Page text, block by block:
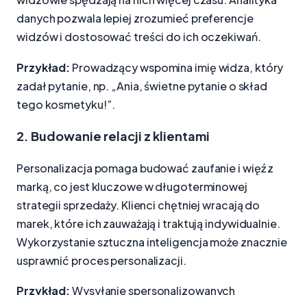
danych pozwala lepiej zrozumieć preferencje
widzów i dostosować treści do ich oczekiwań.
Przykład: Prowadzący wspomina imię widza, który
zadał pytanie, np. „Ania, świetne pytanie o skład
tego kosmetyku!”.
2. Budowanie relacji z klientami
Personalizacja pomaga budować zaufanie i więź z
marką, co jest kluczowe w długoterminowej
strategii sprzedaży. Klienci chętniej wracają do
marek, które ich zauważają i traktują indywidualnie.
Wykorzystanie sztuczna inteligencja może znacznie
usprawnić proces personalizacji.
Przykład:Wysyłanie spersonalizowanych